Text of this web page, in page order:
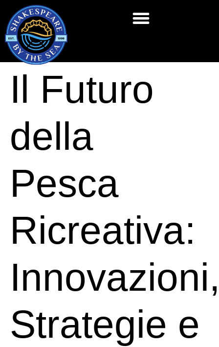
Il Futuro
della
Pesca
Ricreativa:
Strategie e